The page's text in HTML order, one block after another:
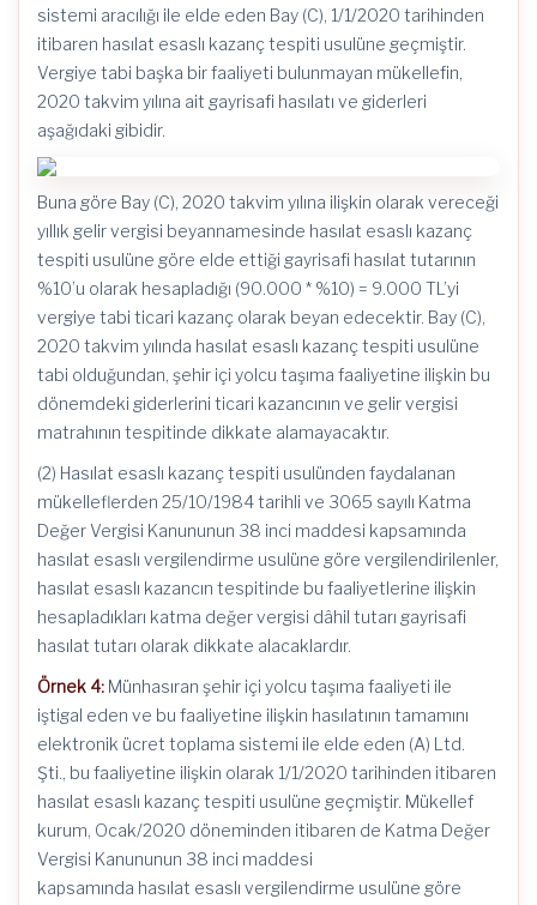
sistemi aracılığı ile elde eden Bay (C), 1/1/2020 tarihinden
itibaren hasılat esaslı kazanç tespiti usulüne geçmiştir.
Vergiye tabi başka bir faaliyeti bulunmayan mükellefin,
2020 takvim yılına ait gayrisafi hasılatı ve giderleri
aşağıdaki gibidir.
Buna göre Bay (C), 2020 takvim yılına ilişkin olarak vereceği
yıllık gelir vergisi beyannamesinde hasılat esaslı kazanç
tespiti usulüne göre elde ettiği gayrisafi hasılat tutarının
%10’u olarak hesapladığı (90.000 * %10) = 9.000 TL’yi
vergiye tabi ticari kazanç olarak beyan edecektir. Bay (C),
2020 takvim yılında hasılat esaslı kazanç tespiti usulüne
tabi olduğundan, şehir içi yolcu taşıma faaliyetine ilişkin bu
dönemdeki giderlerini ticari kazancının ve gelir vergisi
matrahının tespitinde dikkate alamayacaktır.
(2) Hasılat esaslı kazanç tespiti usulünden faydalanan
mükelleflerden 25/10/1984 tarihli ve 3065 sayılı Katma
Değer Vergisi Kanununun 38 inci maddesi kapsamında
hasılat esaslı vergilendirme usulüne göre vergilendirilenler,
hasılat esaslı kazancın tespitinde bu faaliyetlerine ilişkin
hesapladıkları katma değer vergisi dâhil tutarı gayrisafi
hasılat tutarı olarak dikkate alacaklardır.
Örnek 4: Münhasıran şehir içi yolcu taşıma faaliyeti ile
iştigal eden ve bu faaliyetine ilişkin hasılatının tamamını
elektronik ücret toplama sistemi ile elde eden (A) Ltd.
Şti., bu faaliyetine ilişkin olarak 1/1/2020 tarihinden itibaren
hasılat esaslı kazanç tespiti usulüne geçmiştir. Mükellef
kurum, Ocak/2020 döneminden itibaren de Katma Değer
Vergisi Kanununun 38 inci maddesi
kapsamında hasılat esaslı vergilendirme usulüne göre